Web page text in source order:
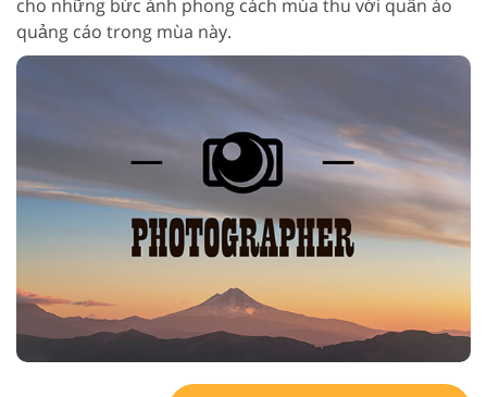
cho những bức ảnh phong cách mùa thu với quần áo
quảng cáo trong mùa này.